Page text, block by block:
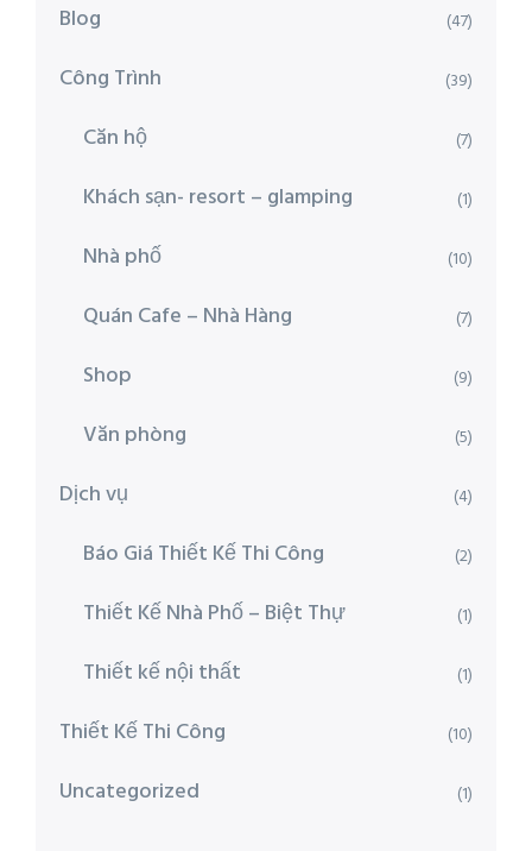
Blog (47)
Công Trình (39)
Căn hộ (7)
Khách sạn- resort – glamping (1)
Nhà phố (10)
Quán Cafe – Nhà Hàng (7)
Shop (9)
Văn phòng (5)
Dịch vụ (4)
Báo Giá Thiết Kế Thi Công (2)
Thiết Kế Nhà Phố – Biệt Thự (1)
Thiết kế nội thất (1)
Thiết Kế Thi Công (10)
Uncategorized (1)